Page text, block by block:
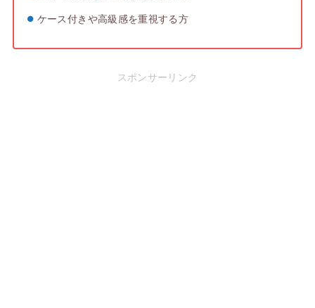
ケース付きや高級感を重視する方
スポンサーリンク